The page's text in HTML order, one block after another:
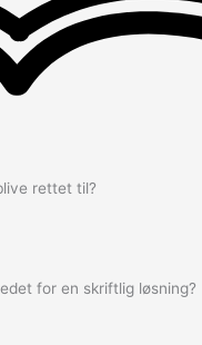
rettet til?
for en skriftlig løsning?